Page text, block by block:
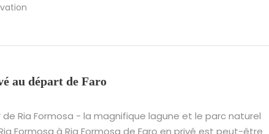
au départ de Faro
Ria Formosa - la magnifique lagune et le parc naturel
Formosa à Ria Formosa de Faro en privé est peut-être